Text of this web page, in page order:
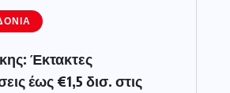
Έκτακτες
έως €1,5 δισ. στις